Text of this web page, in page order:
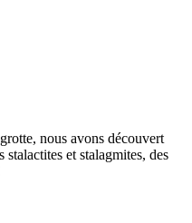
nous avons découvert
stalactites et stalagmites, des